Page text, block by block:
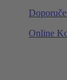
Online